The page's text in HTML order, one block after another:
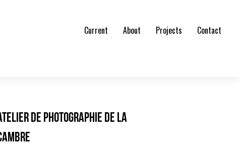
Current About Projects Contact
de photographie de La